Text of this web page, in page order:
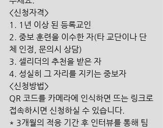
<신청자격>
1. 1년 이상 된 등록교인
2. 중보 훈련을 이수한 자(타 교단이나 단
체 인정, 문의시 상담)
3. 셀리더의 추천을 받은 자
4. 성실히 그 자리를 지키는 중보자
<신청방법>
QR 코드를 카메라에 인식하면 뜨는 링크로
접속하시면 신청하실 수 있습니다.
* 3개월의 적응 기간 후 인터뷰를 통해 팀